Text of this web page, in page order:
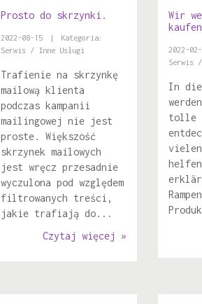
Prosto do skrzynki.
2022-08-15 |
Kategoria:
Serwis / Inne Usługi
Trafienie na skrzynkę
mailową klienta
podczas kampanii
mailingowej nie jest
proste. Większość
skrzynek mailowych
jest wręcz przesadnie
wyczulona pod względem
filtrowanych treści,
jakie trafiają do...
Czytaj więcej »
Wir
kaufen
2022-
Serwis
In
tolle